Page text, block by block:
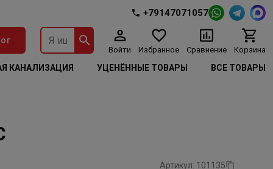
+79147071057
Войти Избранное Сравнение Корзина
КАНАЛИЗАЦИЯ УЦЕНЁННЫЕ ТОВАРЫ ВСЕ ТОВАРЫ
Артикул: 101135